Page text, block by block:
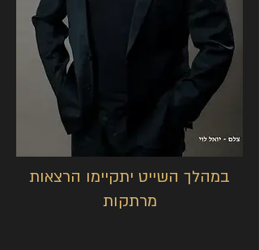
במהלך השייט יתקיימו הרצאות
מרתקות